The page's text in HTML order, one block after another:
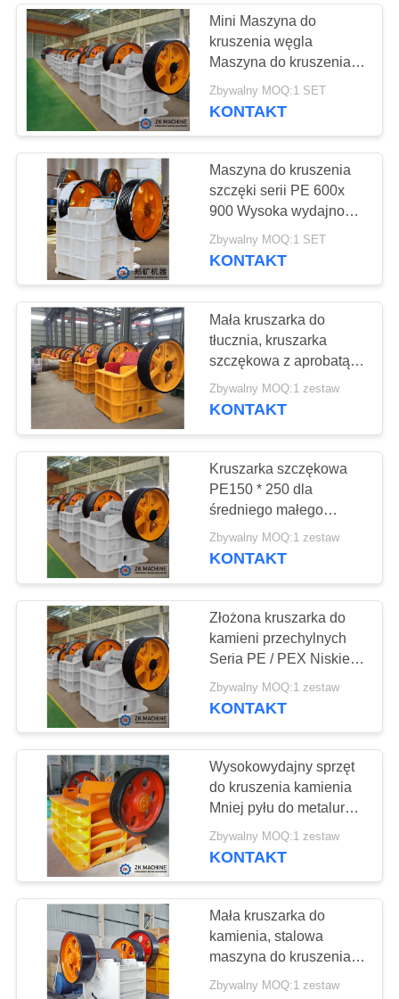
SKONTAKTUJ
SIĘ
NAMI
AKTUALNOŚCI
POPROSIĆ
WYCENĘ
SITEMAP
POLITYKA
PRYWATNOŚCI
Młynek kulowy
69
Sprzęt do granulacji
Sprzęt do kalcynacji
119
Kruszarka do młyna
kulowego
Ciągły młyn kulowy
Mini Maszyna do
kruszenia węgla
Maszyna do kruszenia
szczęki Wysoka
wydajność
Zbywalny MOQ:1 SET
KONTAKT
Maszyna do kruszenia
szczęki serii PE 600x
900 Wysoka wydajność
Niezawodne warunki
pracy
Zbywalny MOQ:1 SET
KONTAKT
Mała kruszarka do
tłucznia, kruszarka
szczękowa z aprobatą
ISO CE
Zbywalny MOQ:1 zestaw
KONTAKT
Kruszarka szczękowa
PE150 * 250 dla
średniego małego
przemysłu
metalurgicznego
Zbywalny MOQ:1 zestaw
KONTAKT
Złożona kruszarka do
kamieni przechylnych
Seria PE / PEX Niskie
zużycie energii
Zbywalny MOQ:1 zestaw
KONTAKT
Wysokowydajny sprzęt
do kruszenia kamienia
Mniej pyłu do metalurgii
górniczej
Zbywalny MOQ:1 zestaw
KONTAKT
Mała kruszarka do
kamienia, stalowa
maszyna do kruszenia
gipsu
Zbywalny MOQ:1 zestaw